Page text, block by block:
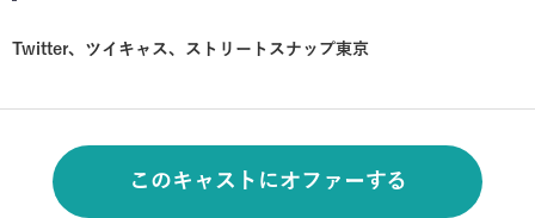
Twitter、ツイキャス、ストリートスナップ東京
このキャストにオファーする